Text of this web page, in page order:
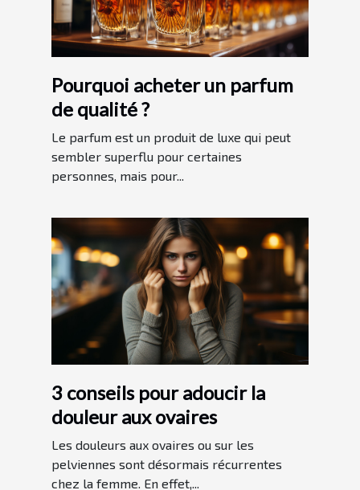
Pourquoi acheter un parfum
de qualité ?
Le parfum est un produit de luxe qui peut
sembler superflu pour certaines
personnes, mais pour...
3 conseils pour adoucir la
douleur aux ovaires
Les douleurs aux ovaires ou sur les
pelviennes sont désormais récurrentes
chez la femme. En effet,...